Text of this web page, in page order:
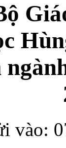
vào: